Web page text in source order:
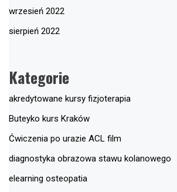
wrzesień 2022
sierpień 2022
Kategorie
akredytowane kursy fizjoterapia
Buteyko kurs Kraków
Ćwiczenia po urazie ACL film
diagnostyka obrazowa stawu kolanowego
elearning osteopatia